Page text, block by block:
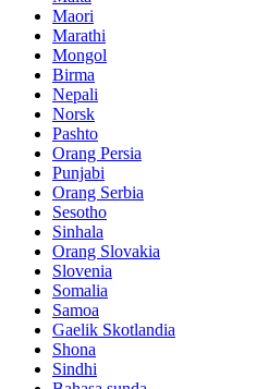
Maori
Marathi
Mongol
Birma
Nepali
Norsk
Pashto
Orang Persia
Punjabi
Orang Serbia
Sesotho
Sinhala
Orang Slovakia
Slovenia
Somalia
Samoa
Gaelik Skotlandia
Shona
Sindhi